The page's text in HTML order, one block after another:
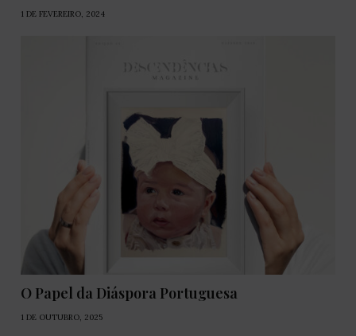
1 DE FEVEREIRO, 2024
O Papel da Diáspora Portuguesa
1 DE OUTUBRO, 2025